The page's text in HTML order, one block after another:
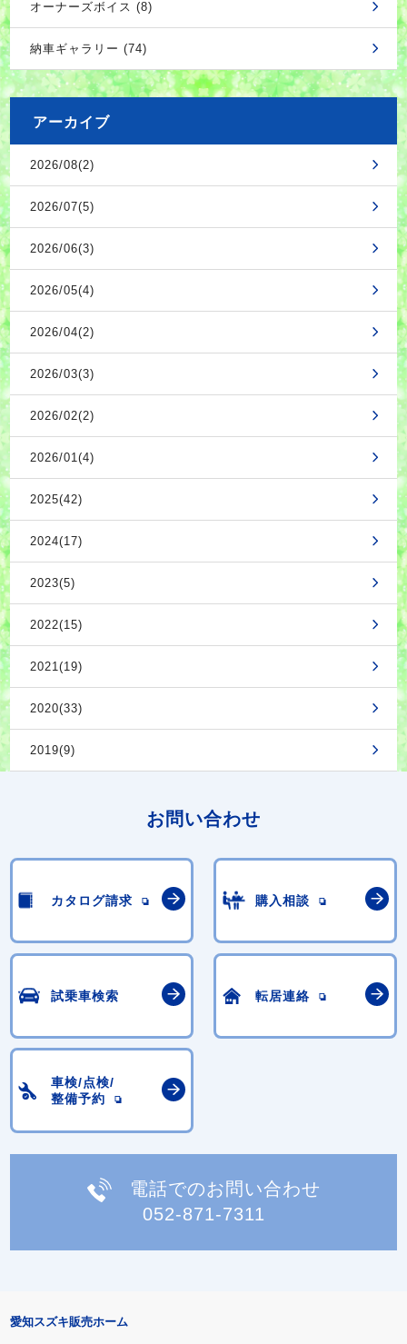
オーナーズボイス (8)
納車ギャラリー (74)
アーカイブ
2026/08(2)
2026/07(5)
2026/06(3)
2026/05(4)
2026/04(2)
2026/03(3)
2026/02(2)
2026/01(4)
2025(42)
2024(17)
2023(5)
2022(15)
2021(19)
2020(33)
2019(9)
お問い合わせ
カタログ請求 購入相談
試乗車検索 転居連絡
車検/点検/
整備予約
電話でのお問い合わせ
052-871-7311
愛知スズキ販売ホーム